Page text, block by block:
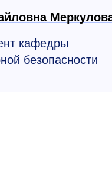
кафедры
безопасности